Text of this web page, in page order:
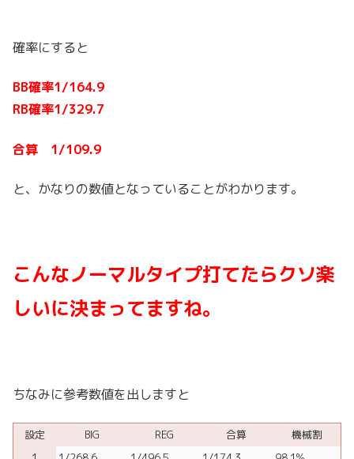
確率にすると
BB確率1/164.9
RB確率1/329.7
合算 1/109.9
と、かなりの数値となっていることがわかります。
こんなノーマルタイプ打てたらクソ楽
しいに決まってますね。
ちなみに参考数値を出しますと
設定 BIG REG 合算
機械割